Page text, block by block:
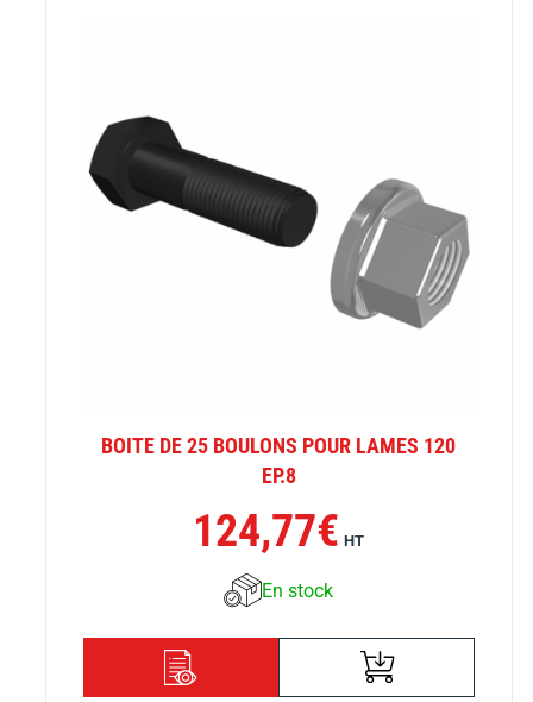
BOITE DE 25 BOULONS POUR LAMES 120
EP.8
124,77€ HT
En stock
AJOUTER AU
DÉTAILS